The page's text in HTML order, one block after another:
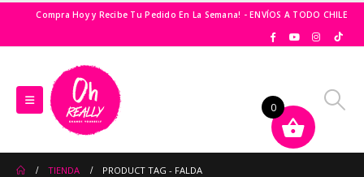
Compra Hoy y Recibe Tu Pedido En La Semana! - ENVÍOS A TODO CHILE
TIENDA PRODUCT TAG - FALDA
0